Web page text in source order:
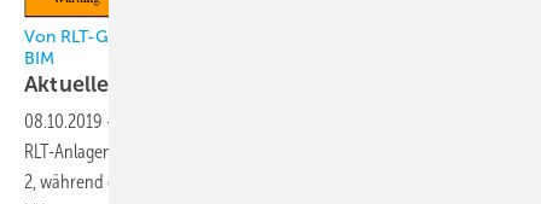
Von RLT-Geräten und -kosten über Lüftungskomponenten bis
BIM
Aktuelles
08.10.2019 -
RLT-Anlagen mit dezentralen Lüftungsgeräten gibt die VDI 3803 Blatt
2, während die DIN EN 17192 nichtmetallische Luftkanäle für die